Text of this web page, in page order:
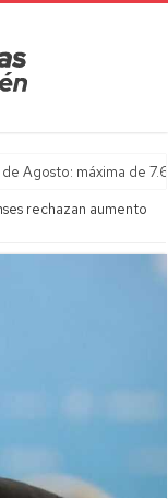
Agosto: máxima de
rechazan aumento